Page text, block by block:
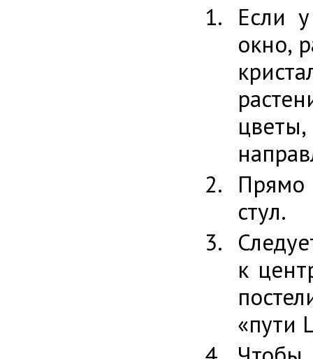
Если
окно,
Прямо
стул.
к
«пути